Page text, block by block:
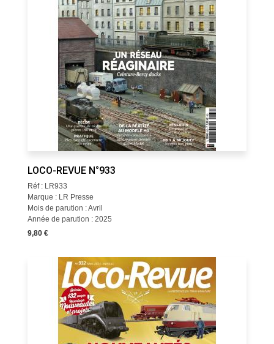
LOCO-REVUE N°933
Réf : LR933
Marque : LR Presse
Mois de parution : Avril
Année de parution : 2025
9,80 €